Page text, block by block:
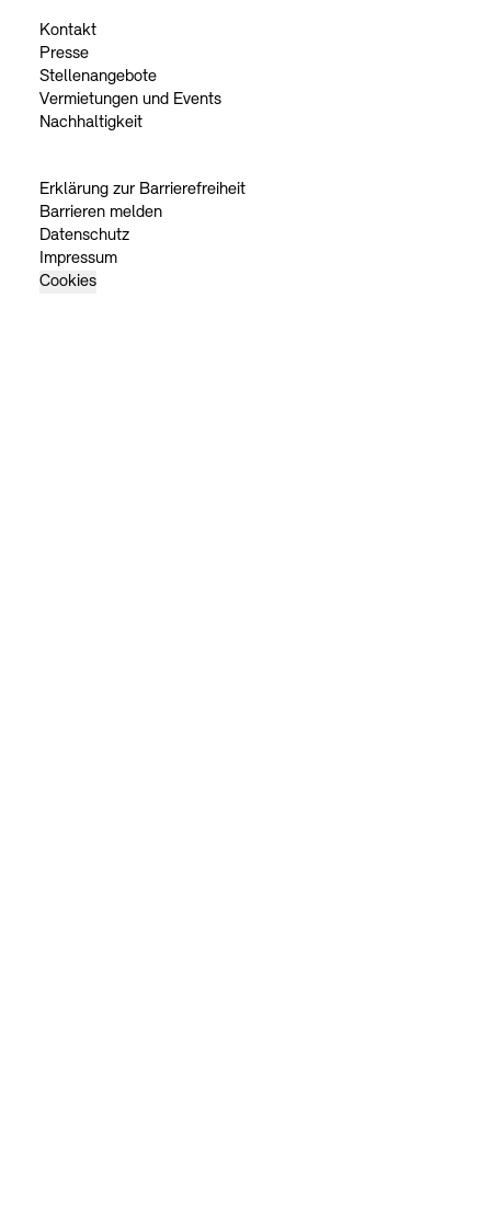
Kontakt
Presse
Stellenangebote
Vermietungen und Events
Nachhaltigkeit
Erklärung zur Barrierefreiheit
Barrieren melden
Datenschutz
Impressum
Cookies